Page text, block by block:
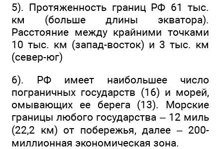
5). Протяженность границ РФ 61 тыс.
км (больше длины экватора).
Расстояние между крайними точками
10 тыс. км (запад-восток) и 3 тыс. км
(север-юг)
6). РФ имеет наибольшее число
пограничных государств (16) и морей,
омывающих ее берега (13). Морские
границы любого государства – 12 миль
(22,2 км) от побережья, далее – 200-
миллионная экономическая зона.